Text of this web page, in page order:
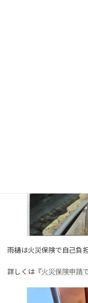
雨樋は火災保険で自己負
詳しくは『火災保険申請